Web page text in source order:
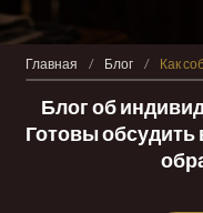
Главная / Блог / Как
Блог об
Готовы обсудить